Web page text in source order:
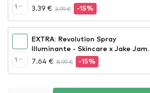
1
Effect
3.39 € 3.99 € -15%
1
EXTRA: Revolution Spray
Illuminante - Skincare x Jake Jamie
Watermelon Brightening Essence
7.64 € 8.99 € -15%